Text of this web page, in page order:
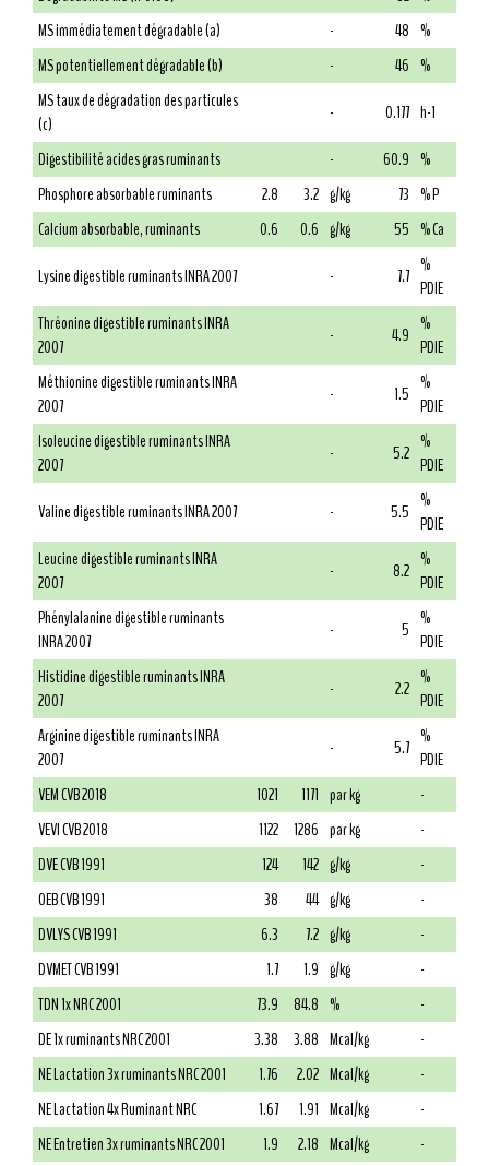
MS immédiatement dégradable (a)
- 48 %
MS potentiellement dégradable (b)
- 46 %
MS taux de dégradation des particules
(c)
- 0.177 h-1
Digestibilité acides gras ruminants
- 60.9 %
Phosphore absorbable ruminants
2.8 3.2 g/kg 73 % P
Calcium absorbable, ruminants
0.6 0.6 g/kg 55 % Ca
Lysine digestible ruminants INRA 2007
- 7.7 %
PDIE
Thréonine digestible ruminants INRA
2007
- 4.9 %
PDIE
Méthionine digestible ruminants INRA
2007
- 1.5 %
PDIE
Isoleucine digestible ruminants INRA
2007
- 5.2 %
PDIE
Valine digestible ruminants INRA 2007
- 5.5 %
PDIE
Leucine digestible ruminants INRA
2007
- 8.2 %
PDIE
Phénylalanine digestible ruminants
INRA 2007
- 5 %
PDIE
Histidine digestible ruminants INRA
2007
- 2.2 %
PDIE
Arginine digestible ruminants INRA
2007
- 5.7 %
PDIE
VEM CVB 2018
1021 1171 par kg
-
VEVI CVB 2018
1122 1286 par kg
-
DVE CVB 1991
124 142 g/kg
-
OEB CVB 1991
38 44 g/kg
-
DVLYS CVB 1991
6.3 7.2 g/kg
-
DVMET CVB 1991
1.7 1.9 g/kg
-
TDN 1x NRC 2001
73.9 84.8 %
-
DE 1x ruminants NRC 2001
3.38 3.88 Mcal/kg
-
NE Lactation 3x ruminants NRC 2001
1.76 2.02 Mcal/kg
-
NE Lactation 4x Ruminant NRC
1.67 1.91 Mcal/kg
-
NE Entretien 3x ruminants NRC 2001
1.9 2.18 Mcal/kg
-